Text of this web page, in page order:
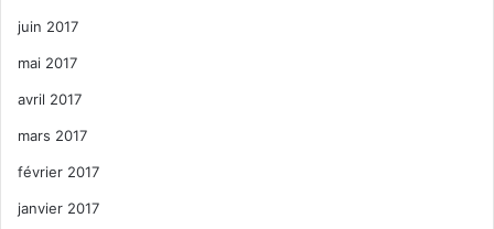
juin 2017
mai 2017
avril 2017
mars 2017
février 2017
janvier 2017